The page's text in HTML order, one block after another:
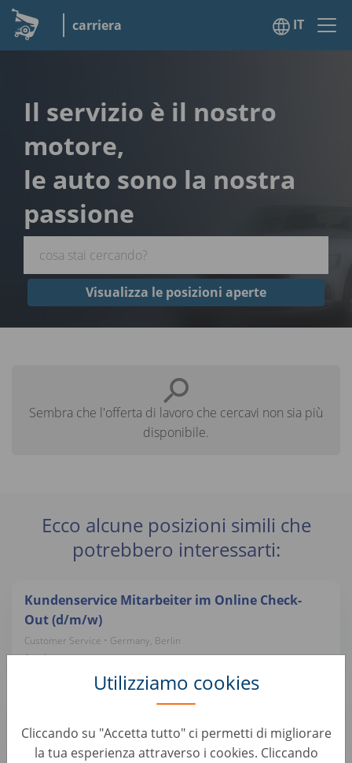
carriera IT
Utilizziamo cookies
Cliccando su "Accetta tutto" ci permetti di migliorare
la tua esperienza attraverso i cookies. Cliccando
Il servizio è il nostro
motore,
le auto sono la nostra
passione
Visualizza le posizioni aperte
Sembra che l'offerta di lavoro che cercavi non sia più
disponibile.
Ecco alcune posizioni simili che
potrebbero interessarti:
Kundenservice Mitarbeiter im Online Check-
Out (d/m/w)
Customer Service • Germany, Berlin
Autohero
Sachbearbeiter:in Rechnungswesen (d/m/w)
Autohero